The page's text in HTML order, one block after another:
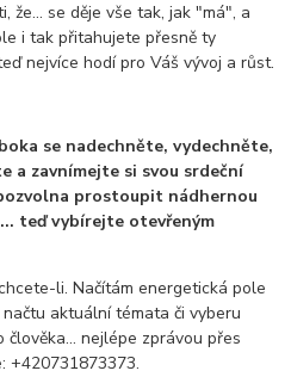
že... se děje vše tak, jak "má", a
i tak přitahujete přesně ty
nejvíce hodí pro Váš vývoj a růst.
se nadechněte, vydechněte,
a zavnímejte si svou srdeční
prostoupit nádhernou
teď vybírejte otevřeným
li. Načítám energetická pole
aktuální témata či vyberu
nejlépe zprávou přes
+420731873373.